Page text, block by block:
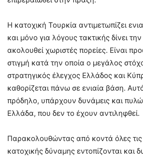
Η κατοχική Τουρκία αντιμετωπίζει
και μόνο για λόγους τακτικής δίνει
ακολουθεί χωριστές πορείες. Είναι
στιγμή κατά την οποία ο μεγάλος
στρατηγικός έλεγχος Ελλάδος και
καθορίζεται πάνω σε ενιαία βάση.
πρόδηλο, υπάρχουν δυνάμεις και
Ελλάδα, που δεν το έχουν αντιληφθεί.
Παρακολουθώντας από κοντά όλες τις
κατοχικής δύναμης εντοπίζονται και